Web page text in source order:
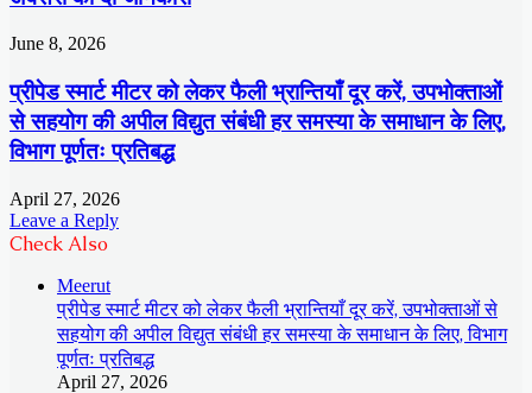
June 8, 2026
प्रीपेड स्मार्ट मीटर को लेकर फैली भ्रान्तियाँ दूर करें, उपभोक्ताओं
से सहयोग की अपील विद्युत संबंधी हर समस्या के समाधान के लिए,
विभाग पूर्णतः प्रतिबद्ध
April 27, 2026
Leave a Reply
Check Also
Meerut
प्रीपेड स्मार्ट मीटर को लेकर फैली भ्रान्तियाँ दूर करें, उपभोक्ताओं से
सहयोग की अपील विद्युत संबंधी हर समस्या के समाधान के लिए, विभाग
पूर्णतः प्रतिबद्ध
April 27, 2026